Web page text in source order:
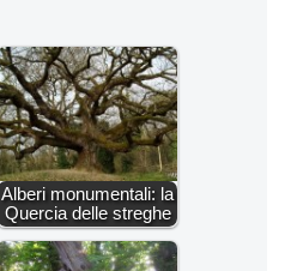
Alberi monumentali: la
Quercia delle streghe